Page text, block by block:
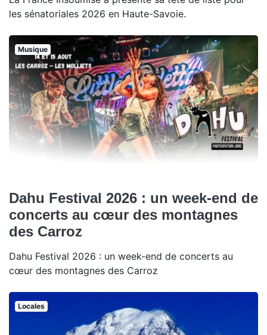
les sénatoriales 2026 en Haute-Savoie.
Musique
Dahu Festival 2026 : un week-end de
concerts au cœur des montagnes
des Carroz
Dahu Festival 2026 : un week-end de concerts au
cœur des montagnes des Carroz
Locales